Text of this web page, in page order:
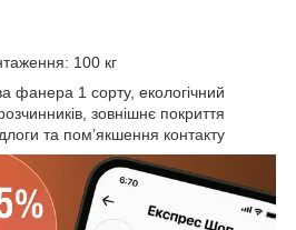
100 кг
фанера 1 сорту, екологічний
зовнішнє покриття
та пом’якшення контакту